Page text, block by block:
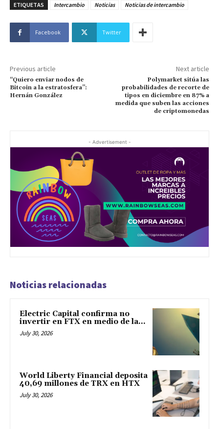
ETIQUETAS Intercambio Noticias Noticias de intercambio
Facebook Twitter
Previous article
“Quiero enviar nodos de
Bitcoin a la estratosfera”:
Hernán González
Next article
Polymarket sitúa las
probabilidades de recorte de
tipos en diciembre en 87% a
medida que suben las acciones
de criptomonedas
- Advertisement -
Noticias relacionadas
Electric Capital confirma no
invertir en FTX en medio de la...
July 30, 2026
World Liberty Financial deposita
40,69 millones de TRX en HTX
July 30, 2026